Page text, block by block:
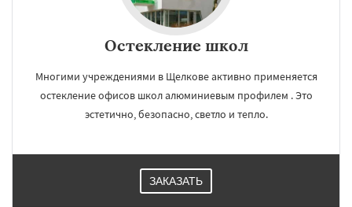
Остекление школ
Многими учреждениями в Щелкове активно применяется
остекление офисов школ алюминиевым профилем . Это
эстетично, безопасно, светло и тепло.
ЗАКАЗАТЬ